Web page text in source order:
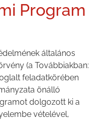
Program
általános
(a Továbbiakban:
feladatkörében
önálló
dolgozott ki a
vételével,